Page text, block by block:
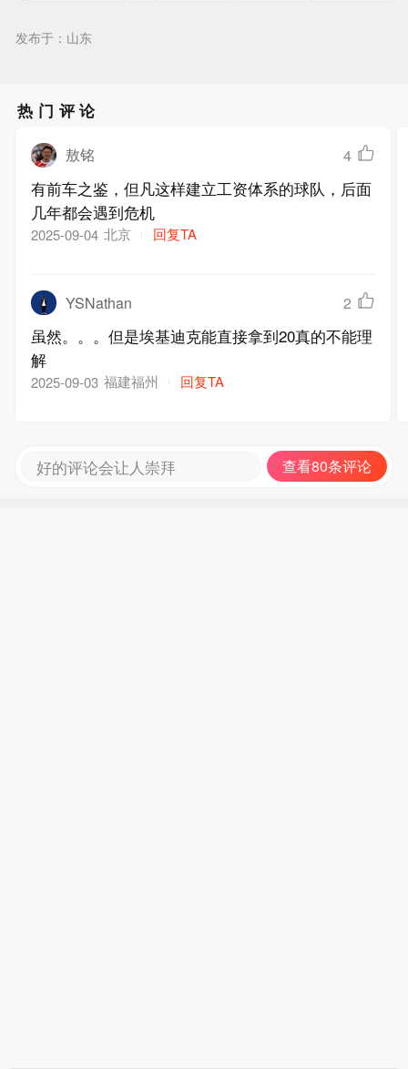
发布于：山东
热门评论
敖铭 4
有前车之鉴，但凡这样建立工资体系的球队，后面
几年都会遇到危机
2025-09-04 北京 回复TA
YSNathan 2
虽然。。。但是埃基迪克能直接拿到20真的不能理
解
2025-09-03 福建福州 回复TA
好的评论会让人崇拜 查看80条评论